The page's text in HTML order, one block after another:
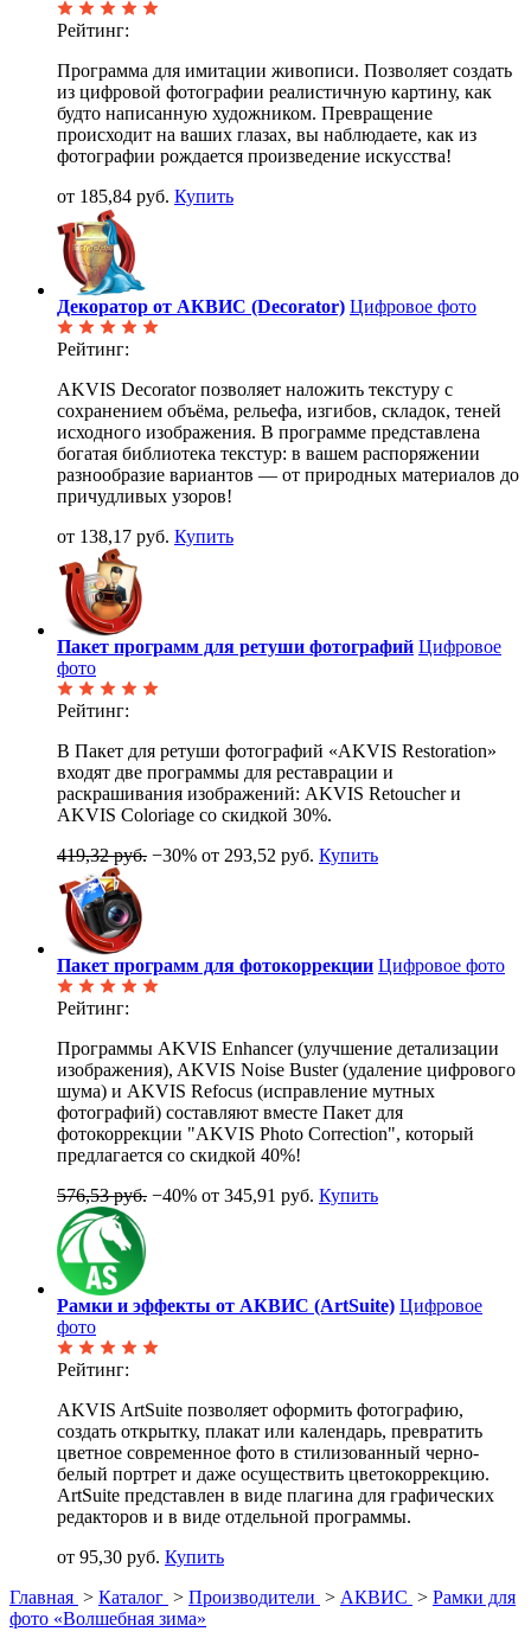
Рейтинг:
Программа для имитации живописи. Позволяет создать
из цифровой фотографии реалистичную картину, как
будто написанную художником. Превращение
происходит на ваших глазах, вы наблюдаете, как из
фотографии рождается произведение искусства!
от 185,84 руб. Купить
Декоратор от АКВИС (Decorator) Цифровое фото
Рейтинг:
AKVIS Decorator позволяет наложить текстуру с
сохранением объёма, рельефа, изгибов, складок, теней
исходного изображения. В программе представлена
богатая библиотека текстур: в вашем распоряжении
разнообразие вариантов — от природных материалов до
причудливых узоров!
от 138,17 руб. Купить
Пакет программ для ретуши фотографий Цифровое
фото
Рейтинг:
В Пакет для ретуши фотографий «AKVIS Restoration»
входят две программы для реставрации и
раскрашивания изображений: AKVIS Retoucher и
AKVIS Coloriage со скидкой 30%.
419,32 руб. −30% от 293,52 руб. Купить
Пакет программ для фотокоррекции Цифровое фото
Рейтинг:
Программы AKVIS Enhancer (улучшение детализации
изображения), AKVIS Noise Buster (удаление цифрового
шума) и AKVIS Refocus (исправление мутных
фотографий) составляют вместе Пакет для
фотокоррекции "AKVIS Photo Correction", который
предлагается со скидкой 40%!
576,53 руб. −40% от 345,91 руб. Купить
Рамки и эффекты от АКВИС (ArtSuite) Цифровое
фото
Рейтинг:
AKVIS ArtSuite позволяет оформить фотографию,
создать открытку, плакат или календарь, превратить
цветное современное фото в стилизованный черно-
белый портрет и даже осуществить цветокоррекцию.
ArtSuite представлен в виде плагина для графических
редакторов и в виде отдельной программы.
от 95,30 руб. Купить
Главная > Каталог > Производители > АКВИС > Рамки для
фото «Волшебная зима»